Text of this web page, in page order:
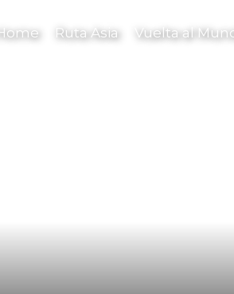
Ruta Asia Vuelta al